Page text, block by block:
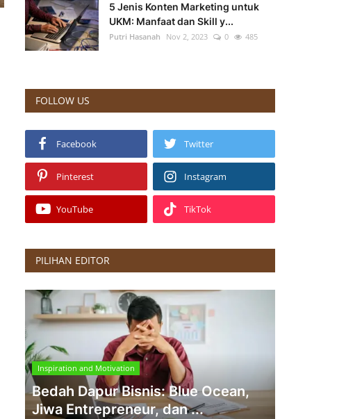
5 Jenis Konten Marketing untuk
UKM: Manfaat dan Skill y...
Putri Hasanah Nov 2, 2023 0 485
FOLLOW US
Facebook Twitter
Pinterest Instagram
YouTube TikTok
PILIHAN EDITOR
Inspiration and Motivation
Bedah Dapur Bisnis: Blue Ocean,
Jiwa Entrepreneur, dan ...